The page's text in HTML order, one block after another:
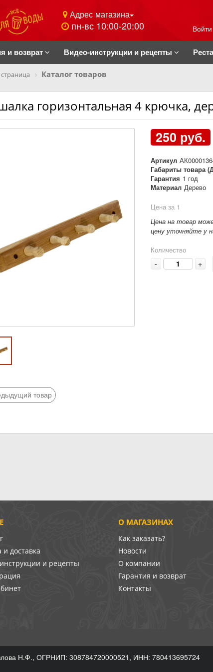
Адрес магазина
пн-вс 10:00-20:00 Войти
и возврат Видео-инструкции и рецепты
Каталог товаров
горизонтальная 4 крючка,
250 руб.
Артикул
Габариты товара
Гарантия 1 год
Материал Дерево
Цена за 1
Цена на товар
цену уточняйте у
Количество
- +
товар
О МАГАЗИНАХ
Как заказать?
Новости
О компании
Гарантия и возврат
Контакты
доставка
и рецепты
Н.Ф., ОГРНИП: 308784720000521, ИНН: 780413695724